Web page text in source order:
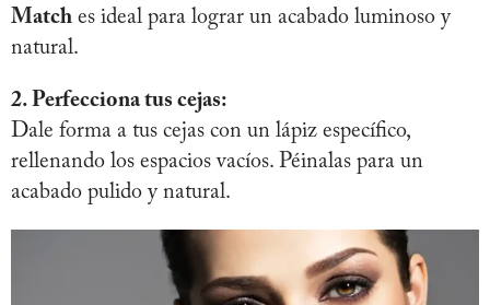
Match es ideal para lograr un acabado luminoso y
natural.
2. Perfecciona tus cejas:
Dale forma a tus cejas con un lápiz específico,
rellenando los espacios vacíos. Péinalas para un
acabado pulido y natural.